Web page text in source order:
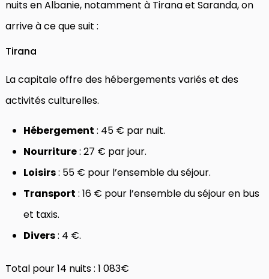
nuits en Albanie, notamment à Tirana et Saranda, on
arrive à ce que suit :
Tirana
La capitale offre des hébergements variés et des
activités culturelles.
Hébergement : 45 € par nuit.
Nourriture: 27 € par jour.
Loisirs: 55 € pour l’ensemble du séjour.
Transport : 16 € pour l’ensemble du séjour en bus
et taxis.
Divers: 4 €.
Total pour 14 nuits : 1 083€